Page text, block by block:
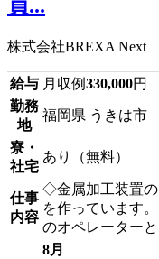
員...
株式会社BREXA Next
給与 月収例330,000円
勤務
地
福岡県 うきは市
寮・
社宅
あり（無料）
仕事
内容
◇金属加工装置の
を作っています
のオペレーター
8月